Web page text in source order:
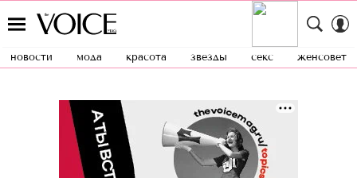
новости мода красота звезды секс женсовет